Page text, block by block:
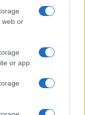
web or
or app.
di fascia
all’intera
costruito su
plausibili è
gli utenti dei
basati su
decidere se e